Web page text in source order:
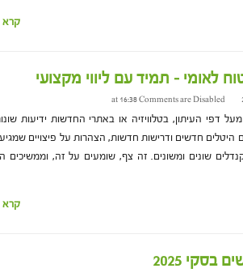
קרא
לאומי – תמיד עם ליווי מקצועי
Comments are Disabled
דפי העיתון, בטלוויזיה או באתרי החדשות ידיעות
היטלים חדשים ודרישות חדשות, הצהרות על פיצויים
שונים ומשונים. זה צף, שומעים על זה, וממשיכים
קרא
2025